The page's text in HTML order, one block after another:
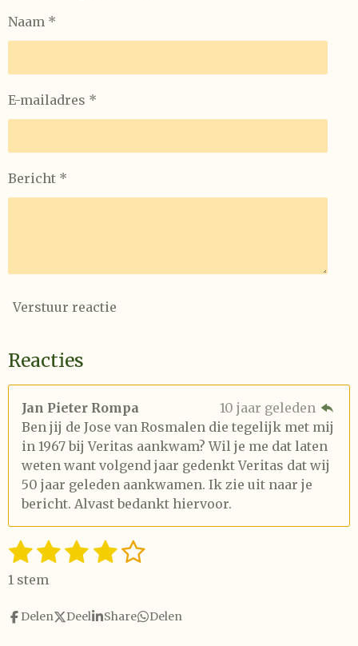
Naam *
E-mailadres *
Bericht *
Verstuur reactie
Reacties
Jan Pieter Rompa
10 jaar geleden
Ben jij de Jose van Rosmalen die tegelijk met mij
in 1967 bij Veritas aankwam? Wil je me dat laten
weten want volgend jaar gedenkt Veritas dat wij
50 jaar geleden aankwamen. Ik zie uit naar je
bericht. Alvast bedankt hiervoor.
R
a
t
n
1
s
t
e
2
s
t
e
3
t
e
4
t
e
5
e
S
m
e
1 stem
Delen Deel Share Delen